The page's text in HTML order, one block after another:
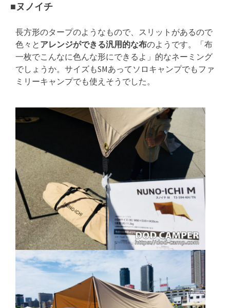
■ヌノイチ
長方形のタープのようなもので、スリットがあるので
色々と アレンジができる汎用的な布のようです。「布
一枚でこんなに色んな形にできるよ」的なネーミング
でしょうか。サイズもSMあってソロキャンプでもファ
ミリーキャンプでも使えそうでした。